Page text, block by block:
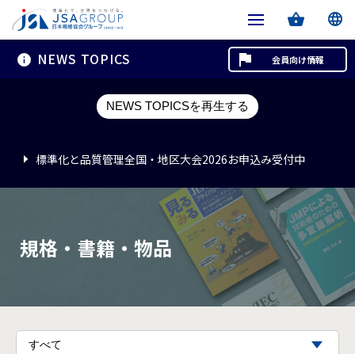
NEWS TOPICS
NEWS TOPICSを再生する
標準化と品質管理全国・地区大会2026お申込み受付中
標準化と品質管理全国・地区大会2026お申込み受付中
標準化と品質管理全国・地区大会2026お申込み受付中
会員向け情報
規格・書籍・物品